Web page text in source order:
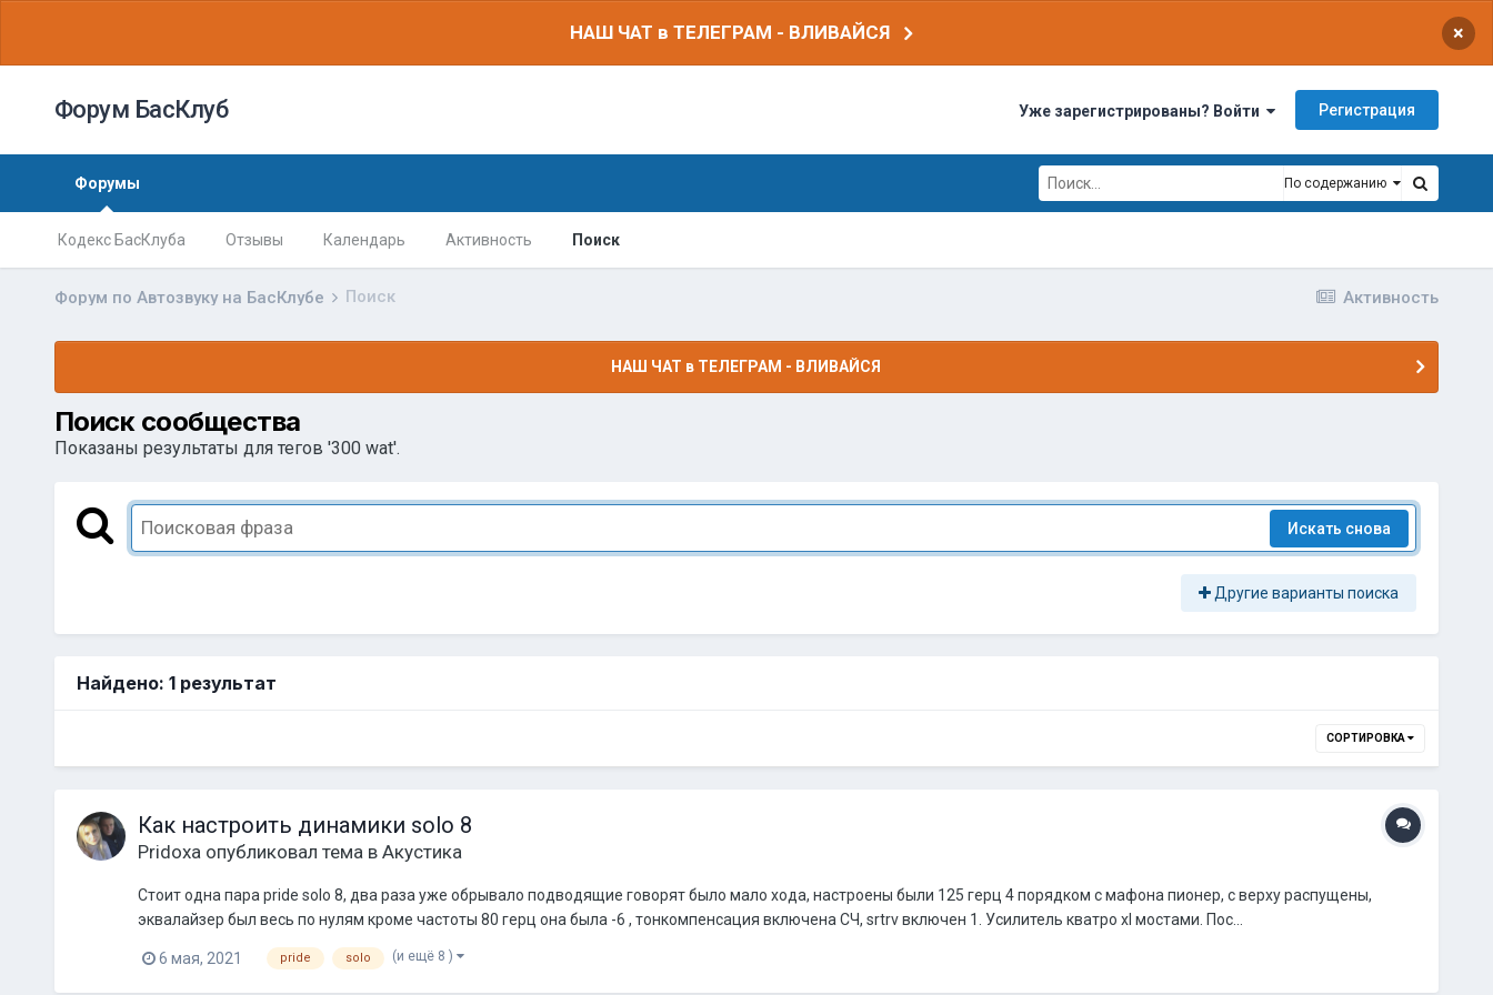
НАШ ЧАТ в ТЕЛЕГРАМ - ВЛИВАЙСЯ ×
Форум БасКлуб Уже зарегистрированы? Войти Регистрация
Форумы
Кодекс БасКлуба Отзывы Календарь Активность Поиск
По содержанию
Активность
Форум по Автозвуку на БасКлубе Поиск
НАШ ЧАТ в ТЕЛЕГРАМ - ВЛИВАЙСЯ
Поиск сообщества
Показаны результаты для тегов '300 wat'.
Искать снова
Другие варианты поиска
Найдено: 1 результат
СОРТИРОВКА
Как настроить динамики solo 8
Pridoxaопубликовал тема в Акустика
Стоит одна пара pride solo 8, два раза уже обрывало подводящие говорят было мало хода, настроены были 125 герц 4 порядком с мафона пионер, с верху распущены,
эквалайзер был весь по нулям кроме частоты 80 герц она была -6 , тонкомпенсация включена СЧ, srtrv включен 1. Усилитель кватро xl мостами. Пос...
6 мая, 2021 pride solo (и ещё 8 )